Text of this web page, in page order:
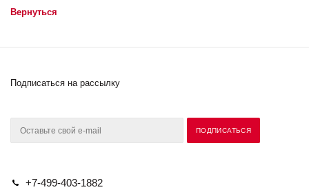
Вернуться
Подписаться на рассылку
+7-499-403-1882